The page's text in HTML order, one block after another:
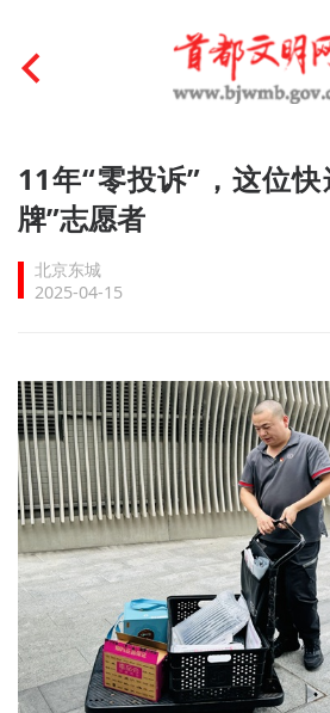
首页
文明创建
文明实践
未成年人思想道德建设
榜样人物
身边好人
文明评论
北京宣传文化引导基金
宣传思想文化人才
11年“零投诉”，这位
牌”志愿者
北京东城
2025-04-15